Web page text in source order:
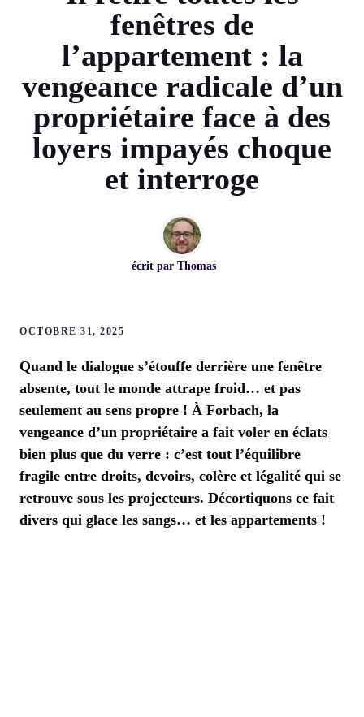
fenêtres de
l’appartement : la
vengeance radicale d’un
propriétaire face à des
loyers impayés choque
et interroge
écrit par Thomas
OCTOBRE 31, 2025
Quand le dialogue s’étouffe derrière une fenêtre
absente, tout le monde attrape froid… et pas
seulement au sens propre ! À Forbach, la
vengeance d’un propriétaire a fait voler en éclats
bien plus que du verre : c’est tout l’équilibre
fragile entre droits, devoirs, colère et légalité qui se
retrouve sous les projecteurs. Décortiquons ce fait
divers qui glace les sangs… et les appartements !